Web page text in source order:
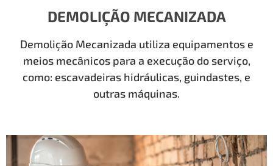
DEMOLIÇÃO MECANIZADA
Demolição Mecanizada utiliza equipamentos e
meios mecânicos para a execução do serviço,
como: escavadeiras hidráulicas, guindastes, e
outras máquinas.